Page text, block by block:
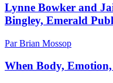
Lynne Bowker and
Bingley, Emerald
Par Brian Mossop
When Body,